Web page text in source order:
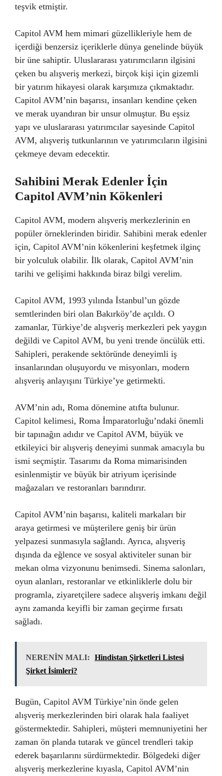
teşvik etmiştir.
Capitol AVM hem mimari güzellikleriyle hem de
içerdiği benzersiz içeriklerle dünya genelinde büyük
bir üne sahiptir. Uluslararası yatırımcıların ilgisini
çeken bu alışveriş merkezi, birçok kişi için gizemli
bir yatırım hikayesi olarak karşımıza çıkmaktadır.
Capitol AVM’nin başarısı, insanları kendine çeken
ve merak uyandıran bir unsur olmuştur. Bu eşsiz
yapı ve uluslararası yatırımcılar sayesinde Capitol
AVM, alışveriş tutkunlarının ve yatırımcıların ilgisini
çekmeye devam edecektir.
Sahibini Merak Edenler İçin
Capitol AVM’nin Kökenleri
Capitol AVM, modern alışveriş merkezlerinin en
popüler örneklerinden biridir. Sahibini merak edenler
için, Capitol AVM’nin kökenlerini keşfetmek ilginç
bir yolculuk olabilir. İlk olarak, Capitol AVM’nin
tarihi ve gelişimi hakkında biraz bilgi verelim.
Capitol AVM, 1993 yılında İstanbul’un gözde
semtlerinden biri olan Bakırköy’de açıldı. O
zamanlar, Türkiye’de alışveriş merkezleri pek yaygın
değildi ve Capitol AVM, bu yeni trende öncülük etti.
Sahipleri, perakende sektöründe deneyimli iş
insanlarından oluşuyordu ve misyonları, modern
alışveriş anlayışını Türkiye’ye getirmekti.
AVM’nin adı, Roma dönemine atıfta bulunur.
Capitol kelimesi, Roma İmparatorluğu’ndaki önemli
bir tapınağın adıdır ve Capitol AVM, büyük ve
etkileyici bir alışveriş deneyimi sunmak amacıyla bu
ismi seçmiştir. Tasarımı da Roma mimarisinden
esinlenmiştir ve büyük bir atriyum içerisinde
mağazaları ve restoranları barındırır.
Capitol AVM’nin başarısı, kaliteli markaları bir
araya getirmesi ve müşterilere geniş bir ürün
yelpazesi sunmasıyla sağlandı. Ayrıca, alışveriş
dışında da eğlence ve sosyal aktiviteler sunan bir
mekan olma vizyonunu benimsedi. Sinema salonları,
oyun alanları, restoranlar ve etkinliklerle dolu bir
programla, ziyaretçilere sadece alışveriş imkanı değil
aynı zamanda keyifli bir zaman geçirme fırsatı
sağladı.
NERENİN MALI:
Hindistan Şirketleri Listesi
Şirket İsimleri?
Bugün, Capitol AVM Türkiye’nin önde gelen
alışveriş merkezlerinden biri olarak hala faaliyet
göstermektedir. Sahipleri, müşteri memnuniyetini her
zaman ön planda tutarak ve güncel trendleri takip
ederek başarılarını sürdürmektedir. Bölgedeki diğer
alışveriş merkezlerine kıyasla, Capitol AVM’nin